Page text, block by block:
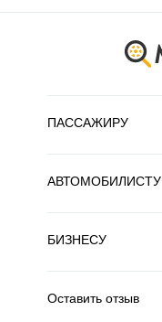
ПАССАЖИРУ
АВТОМОБИЛИСТУ
БИЗНЕСУ
Оставить отзыв